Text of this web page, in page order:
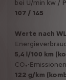
bei U/min kw /
107 / 145
Werte nach
5,4 l/100 km
CO₂-Emissionen
122 g/km